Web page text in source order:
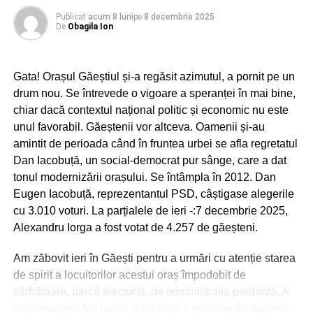
Electorale Permanente nu sunt investigatori. Nu sunt ei în
măsură să stabilească de unde au venit resursele
Dâmbovițeanul Adrian Țuțuianu are de gând să intervină
pentru a introduce noi reguli în ceea ce privește
publicitatea politică în zona de online. A precizat șeful
AEP că legislația actuală nu prea mai ține pasul cu
realitățile erei digitale. Normele electorale care se aplică
în România sunt total depășite.
RECLAMA
Publicat acum 8 lunipe 8 decembrie 2025
De Obagila Ion
Gata! Orașul Găeștiul și-a regăsit azimutul, a pornit pe un
drum nou. Se întrevede o vigoare a speranței în mai bine,
chiar dacă contextul național politic și economic nu este
unul favorabil. Găeștenii vor altceva. Oamenii și-au
amintit de perioada când în fruntea urbei se afla regretatul
Dan Iacobuță, un social-democrat pur sânge, care a dat
tonul modernizării orașului. Se întâmpla în 2012. Dan
Eugen Iacobuță, reprezentantul PSD, câștigase alegerile
cu 3.010 voturi. La parțialele de ieri -:7 decembrie 2025,
Alexandru Iorga a fost votat de 4.257 de găeșteni.
Am zăbovit ieri în Găești pentru a urmări cu atenție starea
de spirit a locuitorilor acestui oraș împodobit de
sărbătoare, parcă electoral, de administrația perdantă. A